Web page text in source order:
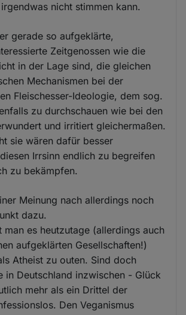
nicht stimmen kann.
gerade so aufgeklärte,
Zeitgenossen wie die
in der Lage sind, die gleichen
Mechanismen bei der
Fleischesser-Ideologie, dem sog.
zu durchschauen wie bei den
und irritiert gleichermaßen.
sie wären dafür besser
Irrsinn endlich zu begreifen
zu bekämpfen.
Meinung nach allerdings noch
dazu.
man es heutzutage (allerdings auch
aufgeklärten Gesellschaften!)
Atheist zu outen. Sind doch
in Deutschland inzwischen - Glück
mehr als ein Drittel der
Den Veganismus